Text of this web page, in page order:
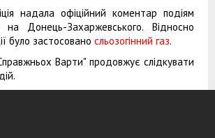
надала офіційний коментар подіям
на Донець-Захаржевського. Відносно
було застосовано сльозогінний газ.
Варти" продовжує слідкувати